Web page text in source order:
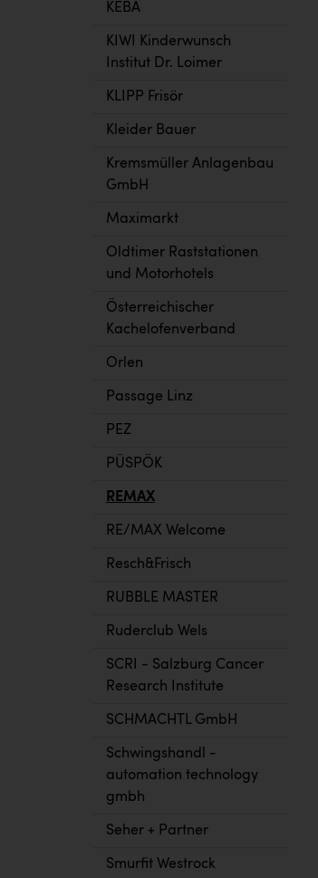
KEBA
KIWI Kinderwunsch
Institut Dr. Loimer
KLIPP Frisör
Kleider Bauer
Kremsmüller Anlagenbau
GmbH
Maximarkt
Oldtimer Raststationen
und Motorhotels
Österreichischer
Kachelofenverband
Orlen
Passage Linz
PEZ
PÜSPÖK
REMAX
RE/MAX Welcome
Resch&Frisch
RUBBLE MASTER
Ruderclub Wels
SCRI - Salzburg Cancer
Research Institute
SCHMACHTL GmbH
Schwingshandl -
automation technology
gmbh
Seher + Partner
Smurfit Westrock